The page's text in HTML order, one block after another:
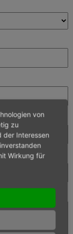
von
zu
der Interessen
Wirkung für